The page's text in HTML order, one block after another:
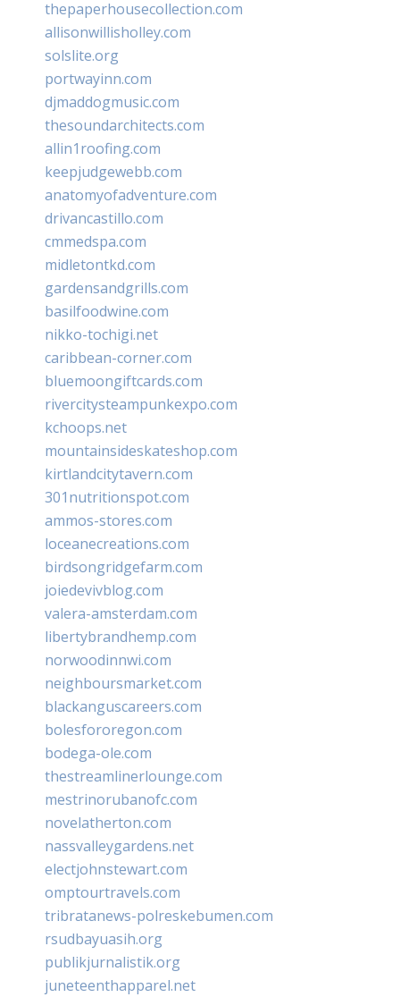
thepaperhousecollection.com
allisonwillisholley.com
solslite.org
portwayinn.com
djmaddogmusic.com
thesoundarchitects.com
allin1roofing.com
keepjudgewebb.com
anatomyofadventure.com
drivancastillo.com
cmmedspa.com
midletontkd.com
gardensandgrills.com
basilfoodwine.com
nikko-tochigi.net
caribbean-corner.com
bluemoongiftcards.com
rivercitysteampunkexpo.com
kchoops.net
mountainsideskateshop.com
kirtlandcitytavern.com
301nutritionspot.com
ammos-stores.com
loceanecreations.com
birdsongridgefarm.com
joiedevivblog.com
valera-amsterdam.com
libertybrandhemp.com
norwoodinnwi.com
neighboursmarket.com
blackanguscareers.com
bolesfororegon.com
bodega-ole.com
thestreamlinerlounge.com
mestrinorubanofc.com
novelatherton.com
nassvalleygardens.net
electjohnstewart.com
omptourtravels.com
tribratanews-polreskebumen.com
rsudbayuasih.org
publikjurnalistik.org
juneteenthapparel.net